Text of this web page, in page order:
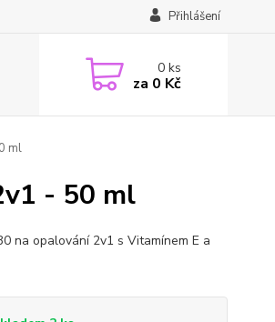
Přihlášení
0ks
za 0 Kč
ml
- 50 ml
na opalování 2v1 s Vitamínem E a